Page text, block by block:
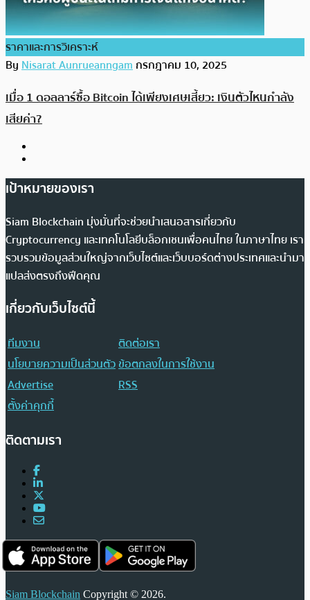
ราคาและการวิเคราะห์
ByNisarat Aunrueanngamกรกฎาคม 10, 2025
เมื่อ 1 ดอลลาร์ซื้อ Bitcoin ได้เพียงเศษเสี้ยว: เงินตัวไหนกำลัง
เสียค่า?
เป้าหมายของเรา
Siam Blockchain มุ่งมั่นที่จะช่วยนำเสนอสารเกี่ยวกับ
Cryptocurrency และเทคโนโลยีบล็อกเชนเพื่อคนไทย ในภาษาไทย เรา
รวบรวมข้อมูลส่วนใหญ่จากเว็บไซต์และเว็บบอร์ดต่างประเทศและนำมา
แปลส่งตรงถึงฟีดคุณ
เกี่ยวกับเว็บไซต์นี้
ทีมงาน
ติดต่อเรา
นโยบายความเป็นส่วนตัวข้อตกลงในการใช้งาน
Advertise
RSS
ตั้งค่าคุกกี้
ติดตามเรา
Siam Blockchain Copyright © 2026.